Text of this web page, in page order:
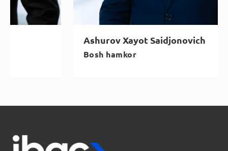
Ashurov Xayot Saidjonovich
Bosh hamkor